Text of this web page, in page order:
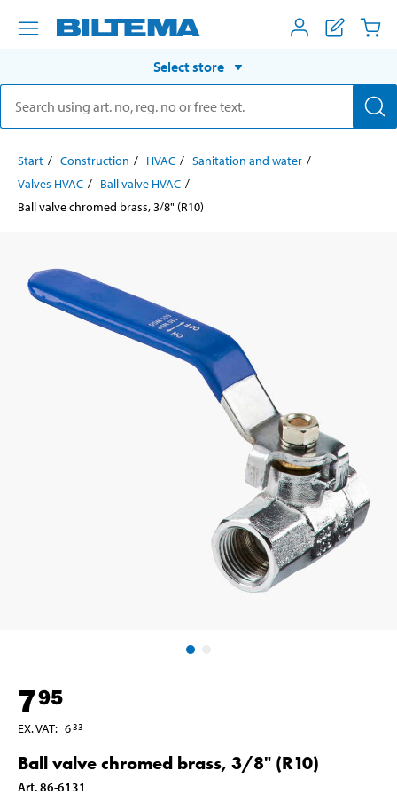
Select store
Start Construction HVAC
Sanitation and water
Valves HVAC
Ball valve HVAC
Ball valve chromed brass, 3/8" (R10)
795
EX. VAT: 633
Ball valve chromed brass, 3/8" (R10)
Art.86-6131